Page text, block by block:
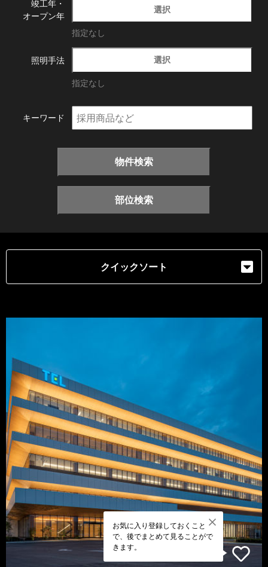
竣工年・
オープン年
選択
指定なし
照明手法 選択
指定なし
キーワード
物件検索
部位検索
クイックソート
お気に入り登録しておくこと
で、後でまとめて見ることがで
きます。